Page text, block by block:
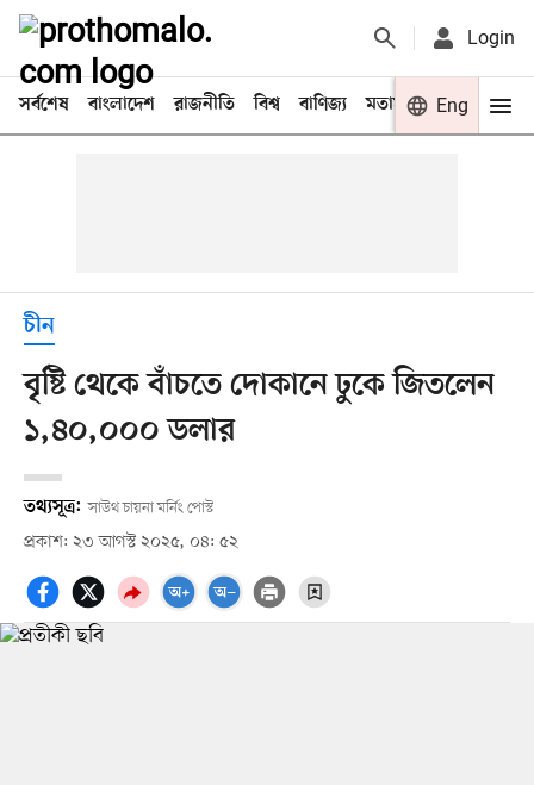
Login
সর্বশেষ বাংলাদেশ রাজনীতি বিশ্ব বাণিজ্য মতামত খেলা
Eng
চীন
বৃষ্টি থেকে বাঁচতে দোকানে ঢুকে জিতলেন
১,৪০,০০০ ডলার
তথ্যসূত্র: সাউথ চায়না মর্নিং পোস্ট
প্রকাশ: ২৩ আগস্ট ২০২৫, ০৪: ৫২